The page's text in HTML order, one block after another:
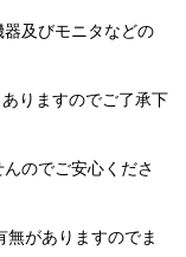
及びモニタなどの
りますのでご了承下
でご安心くださ
がありますのでま